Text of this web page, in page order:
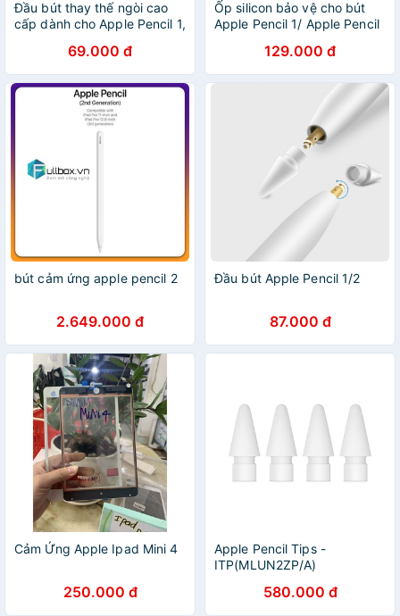
Đầu bút thay thế ngòi cao
cấp dành cho Apple Pencil 1,
69.000 đ
Ốp silicon bảo vệ cho bút
Apple Pencil 1/ Apple Pencil
129.000 đ
bút cảm ứng apple pencil 2
2.649.000 đ
Đầu bút Apple Pencil 1/2
87.000 đ
Cảm Ứng Apple Ipad Mini 4
250.000 đ
Apple Pencil Tips -
ITP(MLUN2ZP/A)
580.000 đ